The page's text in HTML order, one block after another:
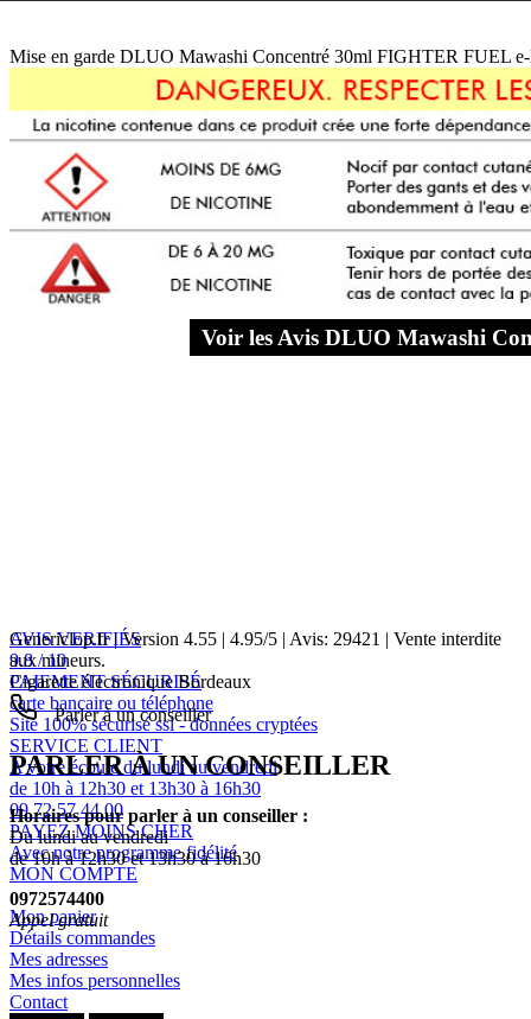
Mise en garde DLUO Mawashi Concentré 30ml FIGHTER FUEL
Voir les Avis DLUO Mawashi
AVIS VERIFIÉS
9.8 / 10
PAIEMENT SÉCURISÉ
carte bancaire ou téléphone
Site 100% sécurisé ssl - données cryptées
SERVICE CLIENT
A votre écoute du lundi au vendredi
de 10h à 12h30 et 13h30 à 16h30
09 72 57 44 00
PAYEZ MOINS CHER
Avec notre programme fidélité
MON COMPTE
Mon panier
Détails commandes
Mes adresses
Mes infos personnelles
Contact
Genericlop.fr|Version 4.55 | 4.95/5 | Avis: 29421 | Vente interdite
aux mineurs.
Cigarette électronique Bordeaux
Parler à un conseiller
PARLER À UN CONSEILLER
Horaires pour parler à un conseiller :
Du lundi au vendredi
de 10h à 12h30 et 13h30 à 16h30
0972574400
Appel gratuit